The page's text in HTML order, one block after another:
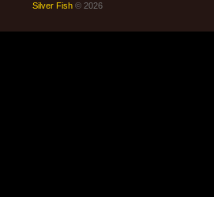
Silver Fish © 2026